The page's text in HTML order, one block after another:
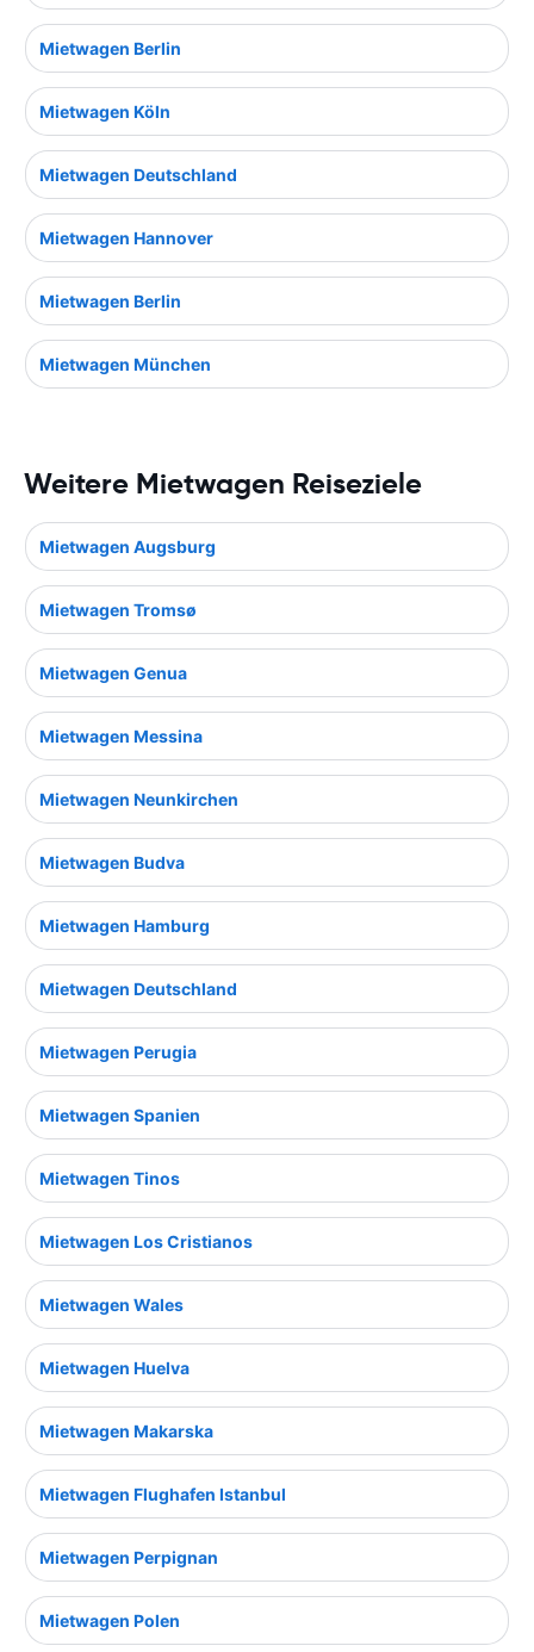
Mietwagen Berlin
Mietwagen Köln
Mietwagen Deutschland
Mietwagen Hannover
Mietwagen Berlin
Mietwagen München
Weitere Mietwagen Reiseziele
Mietwagen Augsburg
Mietwagen Tromsø
Mietwagen Genua
Mietwagen Messina
Mietwagen Neunkirchen
Mietwagen Budva
Mietwagen Hamburg
Mietwagen Deutschland
Mietwagen Perugia
Mietwagen Spanien
Mietwagen Tinos
Mietwagen Los Cristianos
Mietwagen Wales
Mietwagen Huelva
Mietwagen Makarska
Mietwagen Flughafen Istanbul
Mietwagen Perpignan
Mietwagen Polen